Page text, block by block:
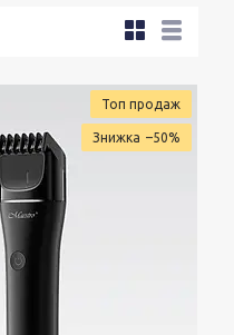
Топ продаж
–50%